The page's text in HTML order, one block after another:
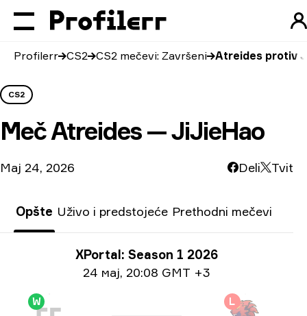
Profilerr CS2 CS2 mečevi: Završeni Atreides protiv
CS2
MečAtreides — JiJieHao
Мај 24, 2026 Deli Tvit
Opšte Uživo i predstojeće Prethodni mečevi
Informacije o turniruXPortal: Season 1 2026
Informacije o datumu
24 мај, 20:08 GMT +3
W L